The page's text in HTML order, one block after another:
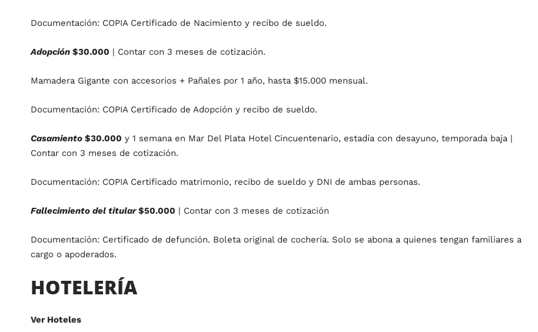
Documentación: COPIA Certificado de Nacimiento y recibo de sueldo.
Adopción $30.000 | Contar con 3 meses de cotización.
Mamadera Gigante con accesorios + Pañales por 1 año, hasta $15.000 mensual.
Documentación: COPIA Certificado de Adopción y recibo de sueldo.
Casamiento $30.000 y 1 semana en Mar Del Plata Hotel Cincuentenario, estadía con desayuno, temporada baja |
Contar con 3 meses de cotización.
Documentación: COPIA Certificado matrimonio, recibo de sueldo y DNI de ambas personas.
Fallecimiento del titular$50.000 | Contar con 3 meses de cotización
Documentación: Certificado de defunción. Boleta original de cochería. Solo se abona a quienes tengan familiares a
cargo o apoderados.
HOTELERÍA
Ver Hoteles